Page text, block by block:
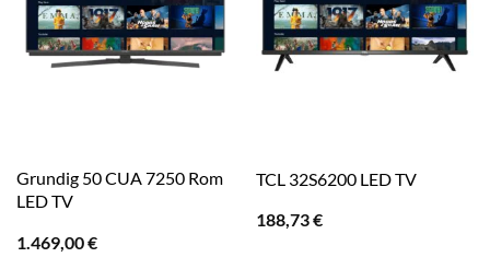
Grundig 50 CUA 7250 Rom
LED TV
1.469,00€
TCL 32S6200 LED TV
188,73€